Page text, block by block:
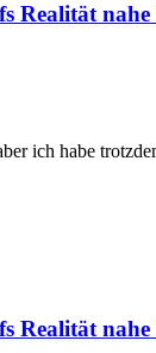
Realität
ich habe
Realität